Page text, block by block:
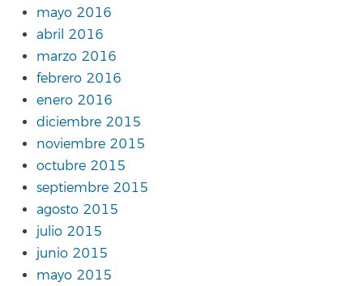
mayo 2016
abril 2016
marzo 2016
febrero 2016
enero 2016
diciembre 2015
noviembre 2015
octubre 2015
septiembre 2015
agosto 2015
julio 2015
junio 2015
mayo 2015